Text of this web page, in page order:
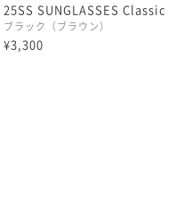
25SS SUNGLASSES Classic
ブラック（ブラウン）
¥3,300